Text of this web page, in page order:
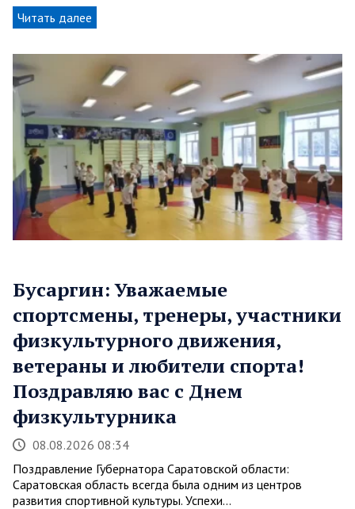
Читать далее
Бусаргин: Уважаемые
спортсмены, тренеры, участники
физкультурного движения,
ветераны и любители спорта!
Поздравляю вас с Днем
физкультурника
08.08.2026 08:34
Поздравление Губернатора Саратовской области:
Саратовская область всегда была одним из центров
развития спортивной культуры. Успехи…